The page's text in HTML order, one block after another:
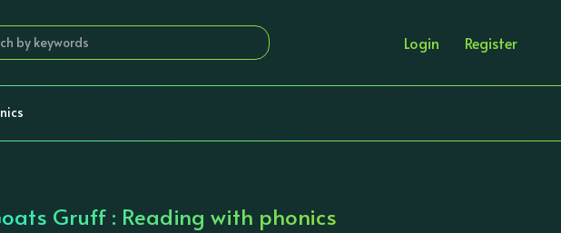
Login Register
Gruff : Reading with phonics